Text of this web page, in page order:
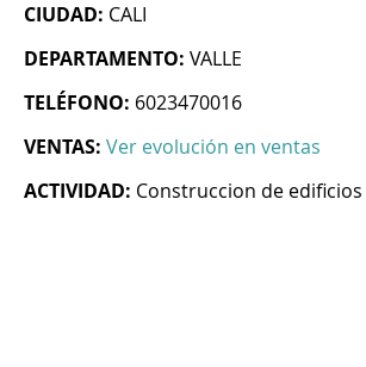
CIUDAD: CALI
DEPARTAMENTO: VALLE
TELÉFONO: 6023470016
VENTAS: Ver evolución en ventas
ACTIVIDAD: Construccion de